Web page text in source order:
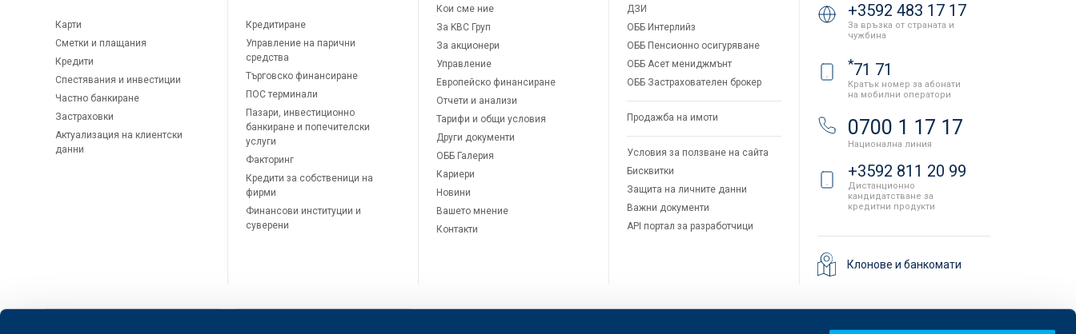
Карти
Сметки и плащания
Кредити
Спестявания и инвестиции
Частно банкиране
Застраховки
Актуализация на клиентски
данни
Кредитиране
Управление на парични
средства
Търговско финансиране
ПОС терминали
Пазари, инвестиционно
банкиране и попечителски
услуги
Факторинг
Кредити за собственици на
фирми
Финансови институции и
суверени
Кои сме ние
За KBC Груп
За акционери
Управление
Европейско финансиране
Отчети и анализи
Тарифи и общи условия
Други документи
ОББ Галерия
Кариери
Новини
Вашето мнение
Контакти
ДЗИ
ОББ Интерлийз
ОББ Пенсионно осигуряване
ОББ Асет мениджмънт
ОББ Застрахователен брокер
Продажба на имоти
Условия за ползване на сайта
Бисквитки
Защита на личните данни
Важни документи
API портал за разработчици
+3592 483 17 17
За връзка от страната и
чужбина
*71 71
Кратък номер за абонати
на мобилни оператори
0700 1 17 17
Национална линия
+3592 811 20 99
Дистанционно
кандидатстване за
кредитни продукти
Клонове и банкомати